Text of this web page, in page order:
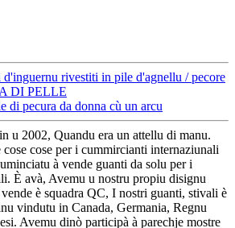
d'inguernu rivestiti in pile d'agnellu / pecore
DI PELLE
di pecura da donna cù un arcu
u 2002, Quandu era un attellu di manu.
cose per i cummircianti internaziunali
à vende guanti da solu per i
È avà, Avemu u nostru propiu disignu
è squadra QC, I nostri guanti, stivali è
vindutu in Canada, Germania, Regnu
Avemu dinò participà à parechje mostre